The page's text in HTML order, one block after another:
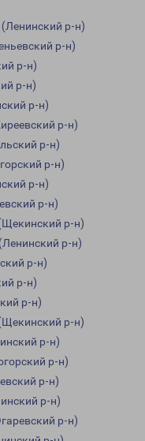
р-н)
р-н)
р-н)
р-н)
р-н)
р-н)
р-н)
р-н)
р-н)
р-н)
р-н)
р-н)
р-н)
р-н)
р-н)
р-н)
р-н)
р-н)
р-н)
р-н)
р-н)